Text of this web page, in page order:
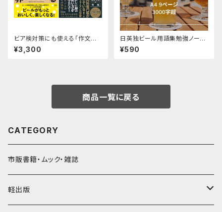
ビア検対策にも使える「作文添
削」と「暗記ワークショップ」
¥3,300
日英独ビール用語集勉強ノー
ト 『日本ビール検定（びあけ
ん）公式テキスト』対応
¥590
商品一覧に戻る
CATEGORY
市販書籍・ムック・雑誌
軽出版